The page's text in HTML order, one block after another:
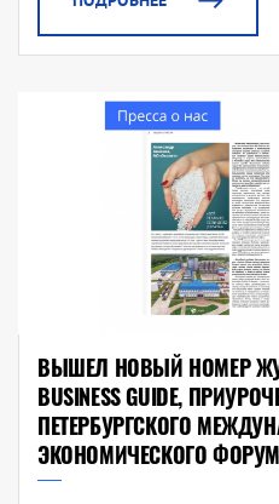
ВЫШЕЛ НОВЫЙ НОМЕР
BUSINESS GUIDE,
ПЕТЕРБУРГСКОГО
ЭКОНОМИЧЕСКОГО